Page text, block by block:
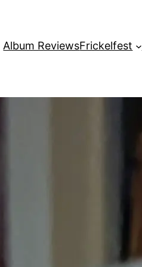
Album ReviewsFrickelfest